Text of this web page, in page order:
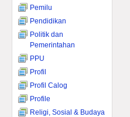
Pemilu
Pendidikan
Politik dan
Pemerintahan
PPU
Profil
Profil Calog
Profile
Religi, Sosial & Budaya